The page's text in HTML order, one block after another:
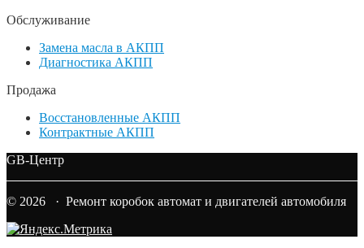
Обслуживание
Замена масла в АКПП
Диагностика АКПП
Продажа
Восстановленные АКПП
Контрактные АКПП
GB-Центр
© 2026 · Ремонт коробок автомат и двигателей автомобиля